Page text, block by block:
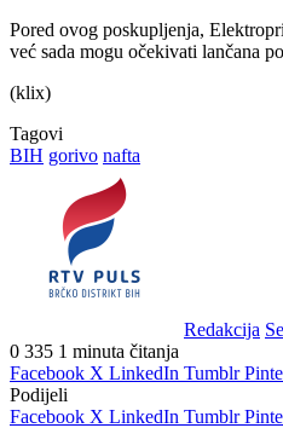
Pored ovog poskupljenja,
već sada mogu očekivati lančana
(klix)
Tagovi
BIH gorivo nafta
Redakcija
0 335 1 minuta čitanja
Facebook X LinkedIn Tumblr
Podijeli
Facebook X LinkedIn Tumblr